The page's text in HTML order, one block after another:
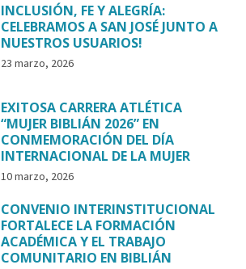
INCLUSIÓN, FE Y ALEGRÍA:
CELEBRAMOS A SAN JOSÉ JUNTO A
NUESTROS USUARIOS!
23 marzo, 2026
EXITOSA CARRERA ATLÉTICA
“MUJER BIBLIÁN 2026” EN
CONMEMORACIÓN DEL DÍA
INTERNACIONAL DE LA MUJER
10 marzo, 2026
CONVENIO INTERINSTITUCIONAL
FORTALECE LA FORMACIÓN
ACADÉMICA Y EL TRABAJO
COMUNITARIO EN BIBLIÁN